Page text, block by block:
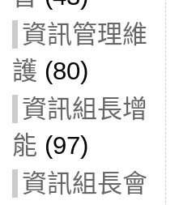
資訊管理維
護 (80)
資訊組長增
能 (97)
資訊組長會